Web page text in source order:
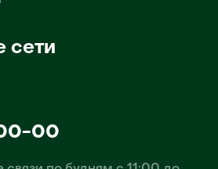
сети
00